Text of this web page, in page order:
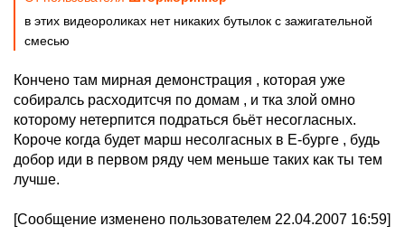
в этих видеороликах нет никаких бутылок с зажигательной
смесью
Кончено там мирная демонстрация , которая уже
собиралсь расходитсчя по домам , и тка злой омно
которому нетерпится подраться бьёт несогласных.
Короче когда будет марш несолгасных в Е-бурге , будь
добор иди в первом ряду чем меньше таких как ты тем
лучше.
[Сообщение изменено пользователем 22.04.2007 16:59]